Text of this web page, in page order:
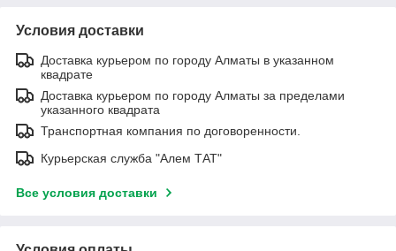
Условия доставки
Доставка курьером по городу Алматы в указанном
квадрате
Доставка курьером по городу Алматы за пределами
указанного квадрата
Транспортная компания по договоренности.
Курьерская служба "Алем ТАТ"
Все условия доставки